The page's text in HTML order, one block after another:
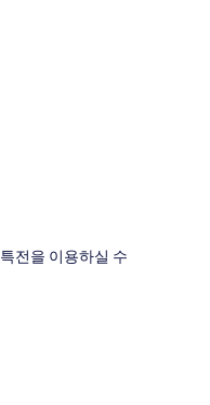
전을 이용하실 수